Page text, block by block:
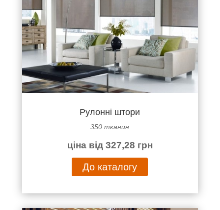
Рулонні штори
350 тканин
ціна від 327,28 грн
До каталогу